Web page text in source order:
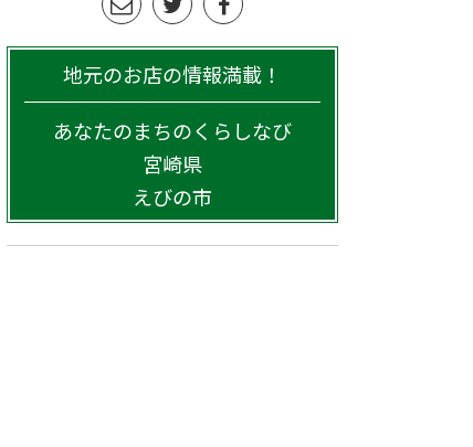
地元のお店の情報満載！
あなたのまちのくらしなび
宮崎県
えびの市